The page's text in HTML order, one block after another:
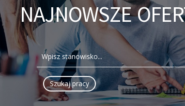
NAJNOWSZE